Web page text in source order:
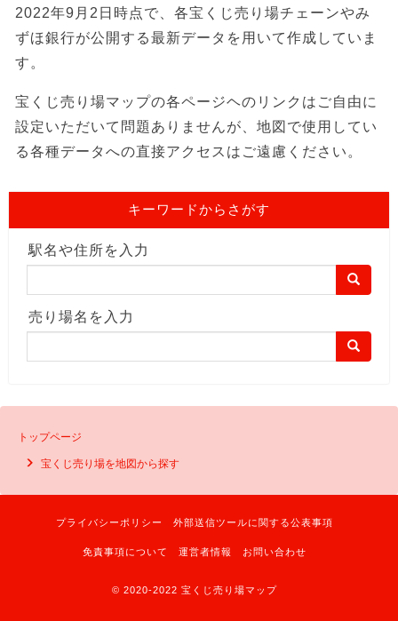
2022年9月2日時点で、各宝くじ売り場チェーンやみ
ずほ銀行が公開する最新データを用いて作成していま
す。
宝くじ売り場マップの各ページヘのリンクはご自由に
設定いただいて問題ありませんが、地図で使用してい
る各種データへの直接アクセスはご遠慮ください。
キーワードからさがす
駅名や住所を入力
売り場名を入力
トップページ
宝くじ売り場を地図から探す
プライバシーポリシー 外部送信ツールに関する公表事項
免責事項について 運営者情報 お問い合わせ
© 2020-2022 宝くじ売り場マップ